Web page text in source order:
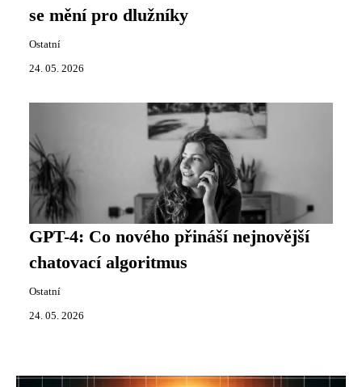
se mění pro dlužníky
Ostatní
24. 05. 2026
GPT-4: Co nového přináší nejnovější
chatovací algoritmus
Ostatní
24. 05. 2026